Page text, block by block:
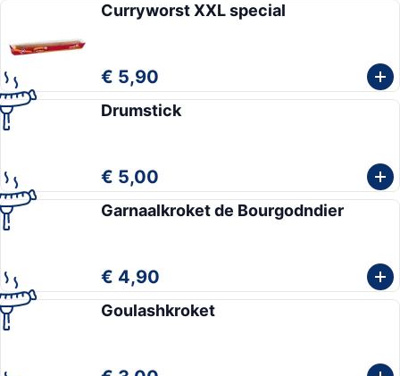
Curryworst XXL special
€ 5,90
Drumstick
€ 5,00
Garnaalkroket de Bourgodndier
€ 4,90
Goulashkroket